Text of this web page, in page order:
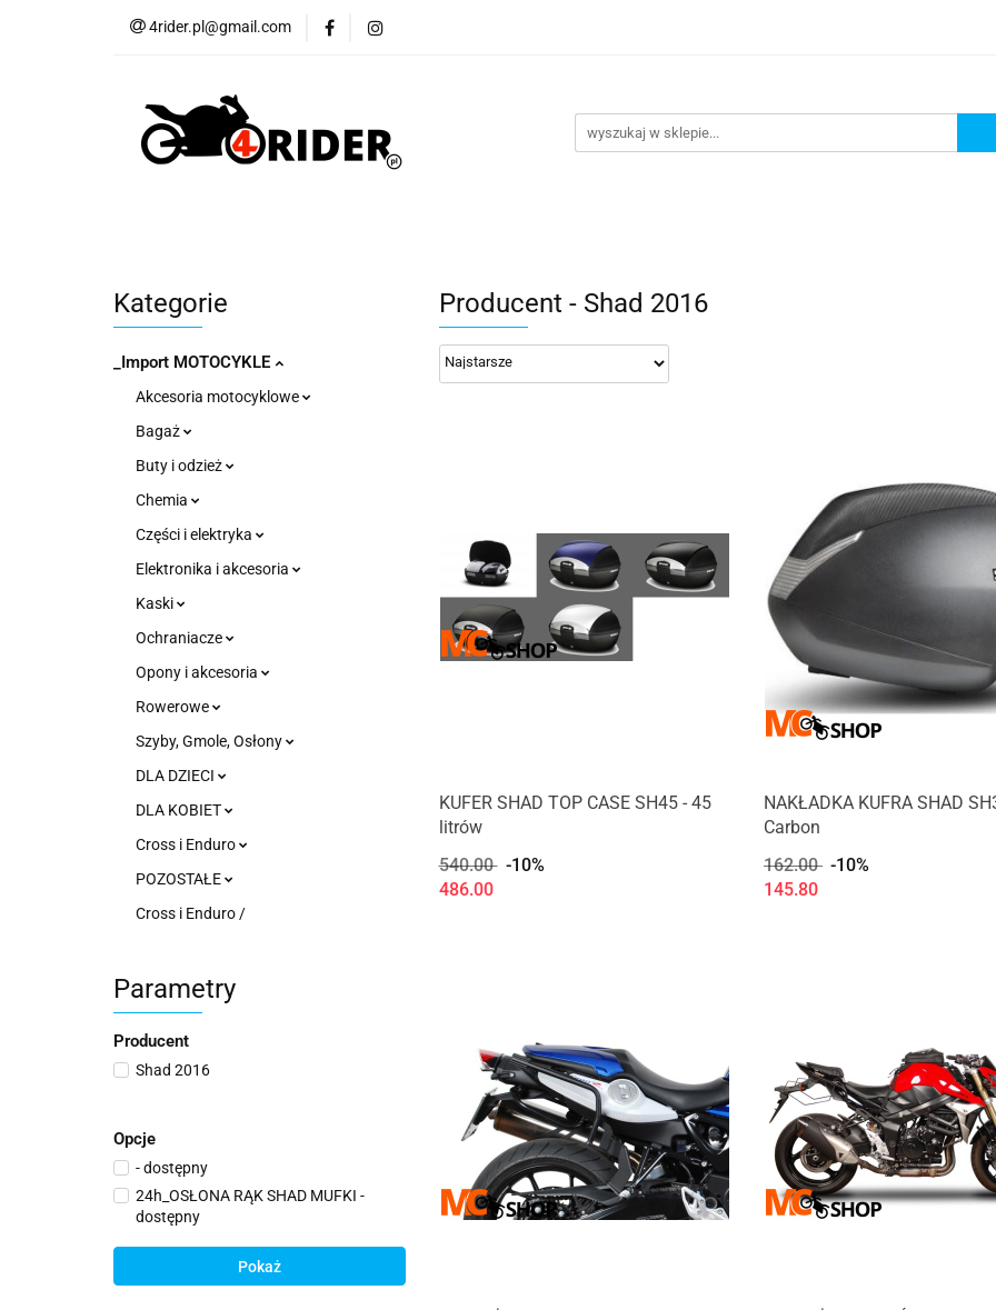
4rider.pl@gmail.com
Akcesoria motocyklowe
Dla dzieci Dla kobiet Cross i enduro
Kategorie
_Import MOTOCYKLE
Akcesoria motocyklowe
Bagaż
Buty i odzież
Chemia
Części i elektryka
Elektronika i akcesoria
Kaski
Ochraniacze
Opony i akcesoria
Rowerowe
Szyby, Gmole, Osłony
DLA DZIECI
DLA KOBIET
Cross i Enduro
POZOSTAŁE
Cross i Enduro /
Parametry
Producent
Shad 2016
Opcje
- dostępny
24h_OSŁONA RĄK SHAD MUFKI -
dostępny
Pokaż
Producent - Shad 2016
KUFER SHAD TOP CASE SH45 - 45
litrów
540.00
-10%
486.00
NAKŁADKA KUFRA SHAD
Carbon
162.00 -10%
145.80